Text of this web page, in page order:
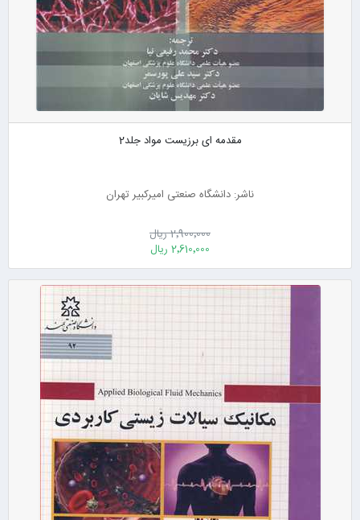
مقدمه ای برزیست مواد جلد2
ناشر: دانشگاه صنعتی امیرکبیر تهران
2٬900٬000 ریال
2٬610٬000 ریال